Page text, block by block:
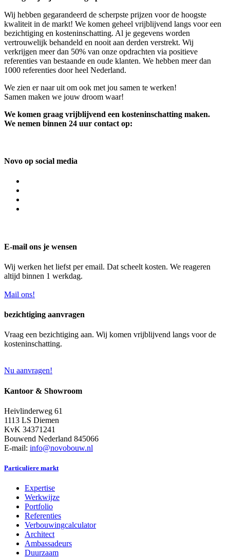
Wij hebben gegarandeerd de scherpste prijzen voor de hoogste
kwaliteit in de markt! We komen geheel vrijblijvend langs voor een
bezichtiging en kosteninschatting. Al je gegevens worden
vertrouwelijk behandeld en nooit aan derden verstrekt. Wij
verkrijgen meer dan 50% van onze opdrachten via positieve
referenties van bestaande en oude klanten. We hebben meer dan
1000 referenties door heel Nederland.
We zien er naar uit om ook met jou samen te werken!
Samen maken we jouw droom waar!
We komen graag vrijblijvend een kosteninschatting maken.
We nemen binnen 24 uur contact op:
Novo op social media
E-mail ons je wensen
Wij werken het liefst per email. Dat scheelt kosten. We reageren
altijd binnen 1 werkdag.
Mail ons!
bezichtiging aanvragen
Vraag een bezichtiging aan. Wij komen vrijblijvend langs voor de
kosteninschatting.
Nu aanvragen!
Kantoor & Showroom
Heivlinderweg 61
1113 LS Diemen
KvK 34371241
Bouwend Nederland 845066
E-mail: info@novobouw.nl
Particuliere markt
Expertise
Werkwijze
Portfolio
Referenties
Verbouwingcalculator
Architect
Ambassadeurs
Duurzaam